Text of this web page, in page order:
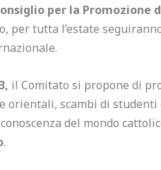
per la Promozione
per tutta l’estate
il Comitato si propone di
orientali, scambi di
del mondo
.